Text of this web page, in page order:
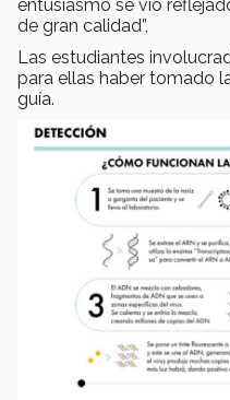
entusiasmo se vio
de gran calidad”,
Las estudiantes
para ellas haber tomado
guía.